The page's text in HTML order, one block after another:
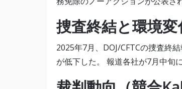
捜査終結と環境変
2025年7月、DOJ/CFTCの捜査終
が低下した。 報道各社が7月中旬